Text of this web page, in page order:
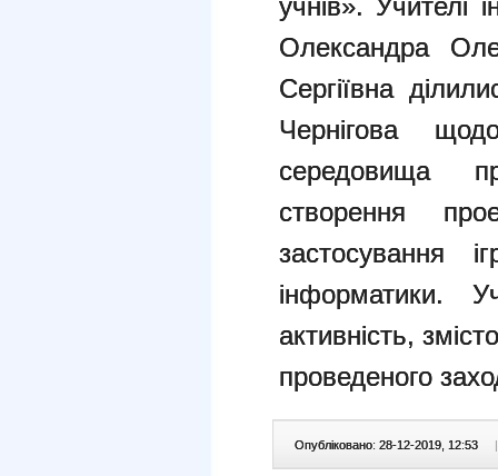
учнів».
Олександра
Сергіївна
Чернігова
середовища
створення
застосування
інформатики.
активність,
проведеного
Опубліковано: 28-12-2019, 12:53 |